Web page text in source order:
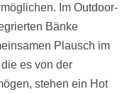
Im Outdoor-
Bänke
Plausch im
es von der
stehen ein Hot